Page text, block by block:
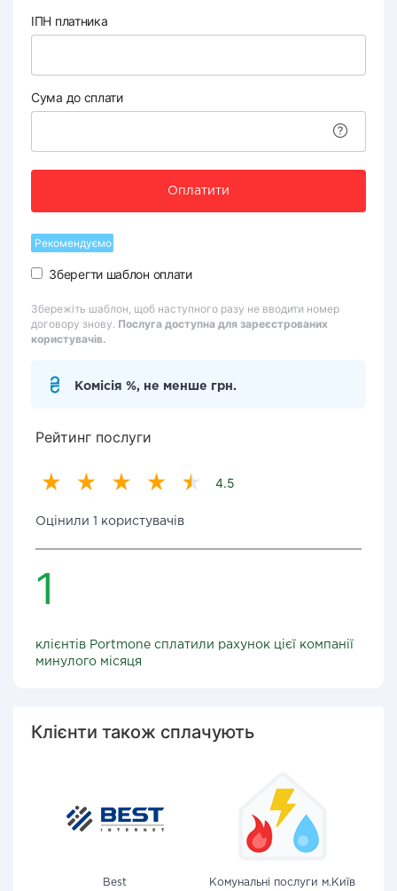
ІПН платника
Сума до сплати
Оплатити
Рекомендуємо
Зберегти шаблон оплати
Збережіть шаблон, щоб наступного разу не вводити номер
договору знову. Послуга доступна для зареєстрованих
користувачів.
Комісія %, не менше грн.
Рейтинг послуги
4.5
Оцінили 1 користувачів
1
клієнтів Portmone сплатили рахунок цієї компанії
минулого місяця
Клієнти також сплачують
Best
Комунальні послуги м.Київ